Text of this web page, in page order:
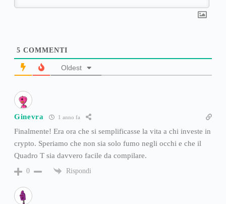
5 COMMENTI
Oldest
Ginevra 1 anno fa
Finalmente! Era ora che si semplificasse la vita a chi investe in
crypto. Speriamo che non sia solo fumo negli occhi e che il
Quadro T sia davvero facile da compilare.
0 Rispondi